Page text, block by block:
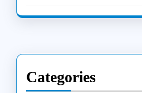
Categories